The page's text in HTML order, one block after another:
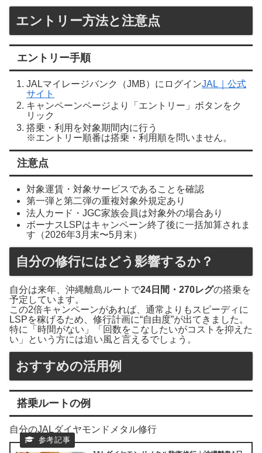
エントリー方法と注意点
エントリー手順
JALマイレージバンク（JMB）にログインJAL｜公式
サイト
キャンペーンページより「エントリー」ボタンをク
リック
搭乗・利用を対象期間内に行う
※エントリー順番は搭乗・利用順を問いません。
注意点
対象運賃・対象サービスであることを確認
第一弾と第二弾の重複対象外規定あり
法人カード・JGC家族会員は対象外の場合あり
ボーナスLSPはキャンペーン終了後に一括加算されま
す（2026年3月末〜5月末）
自分の修行にはどう影響するか？
自分は来年、沖縄離島ルートで24日間・270レグの搭乗を
予定しています。
この2倍キャンペーンがあれば、通常よりもスピーディに
LSPを稼げるため、修行計画に“自由度”が出てきました。
特に「時間がない」「回数をこなしたいがコストを抑えた
い」という方には追い風と言えるでしょう。
おすすめの活用例
搭乗ルートの例
自分のJALダイヤモンドメタル修行